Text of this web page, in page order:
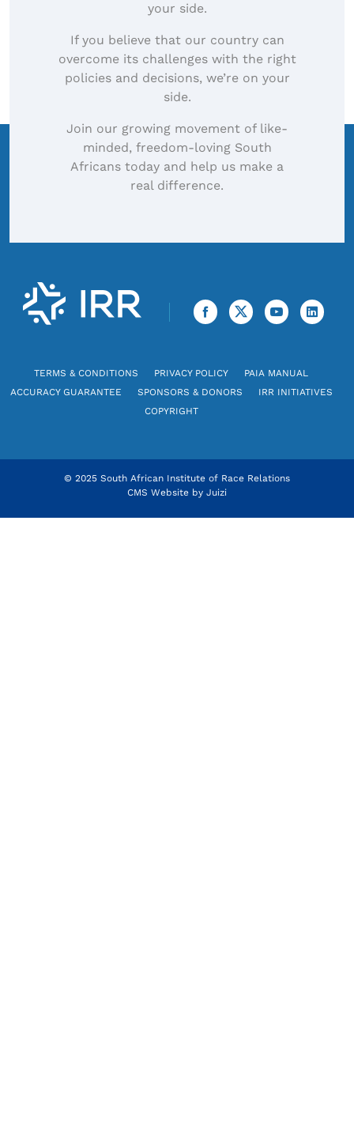
your side.
If you believe that our country can
overcome its challenges with the right
policies and decisions, we’re on your
side.
Join our growing movement of like-
minded, freedom-loving South
Africans today and help us make a
real difference.
TERMS & CONDITIONS PRIVACY POLICY
PAIA MANUAL
ACCURACY GUARANTEE
SPONSORS & DONORS
IRR INITIATIVES
COPYRIGHT
© 2025 South African Institute of Race Relations
CMS Website by Juizi